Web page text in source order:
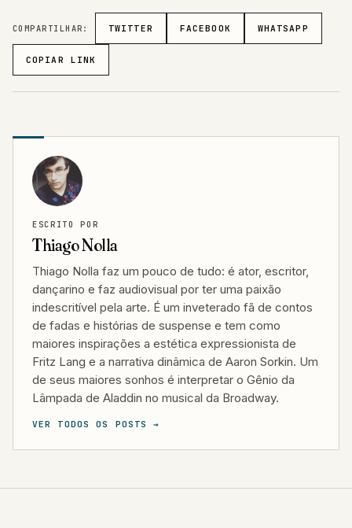
COMPARTILHAR: TWITTER FACEBOOK WHATSAPP
COPIAR LINK
ESCRITO POR
Thiago Nolla
Thiago Nolla faz um pouco de tudo: é ator, escritor,
dançarino e faz audiovisual por ter uma paixão
indescritível pela arte. É um inveterado fã de contos
de fadas e histórias de suspense e tem como
maiores inspirações a estética expressionista de
Fritz Lang e a narrativa dinâmica de Aaron Sorkin. Um
de seus maiores sonhos é interpretar o Gênio da
Lâmpada de Aladdin no musical da Broadway.
VER TODOS OS POSTS →